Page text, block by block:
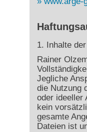
1. Inhalte
Rainer
Jegliche
die Nutzung
oder ideeller
kein
gesamte
Dateien ist